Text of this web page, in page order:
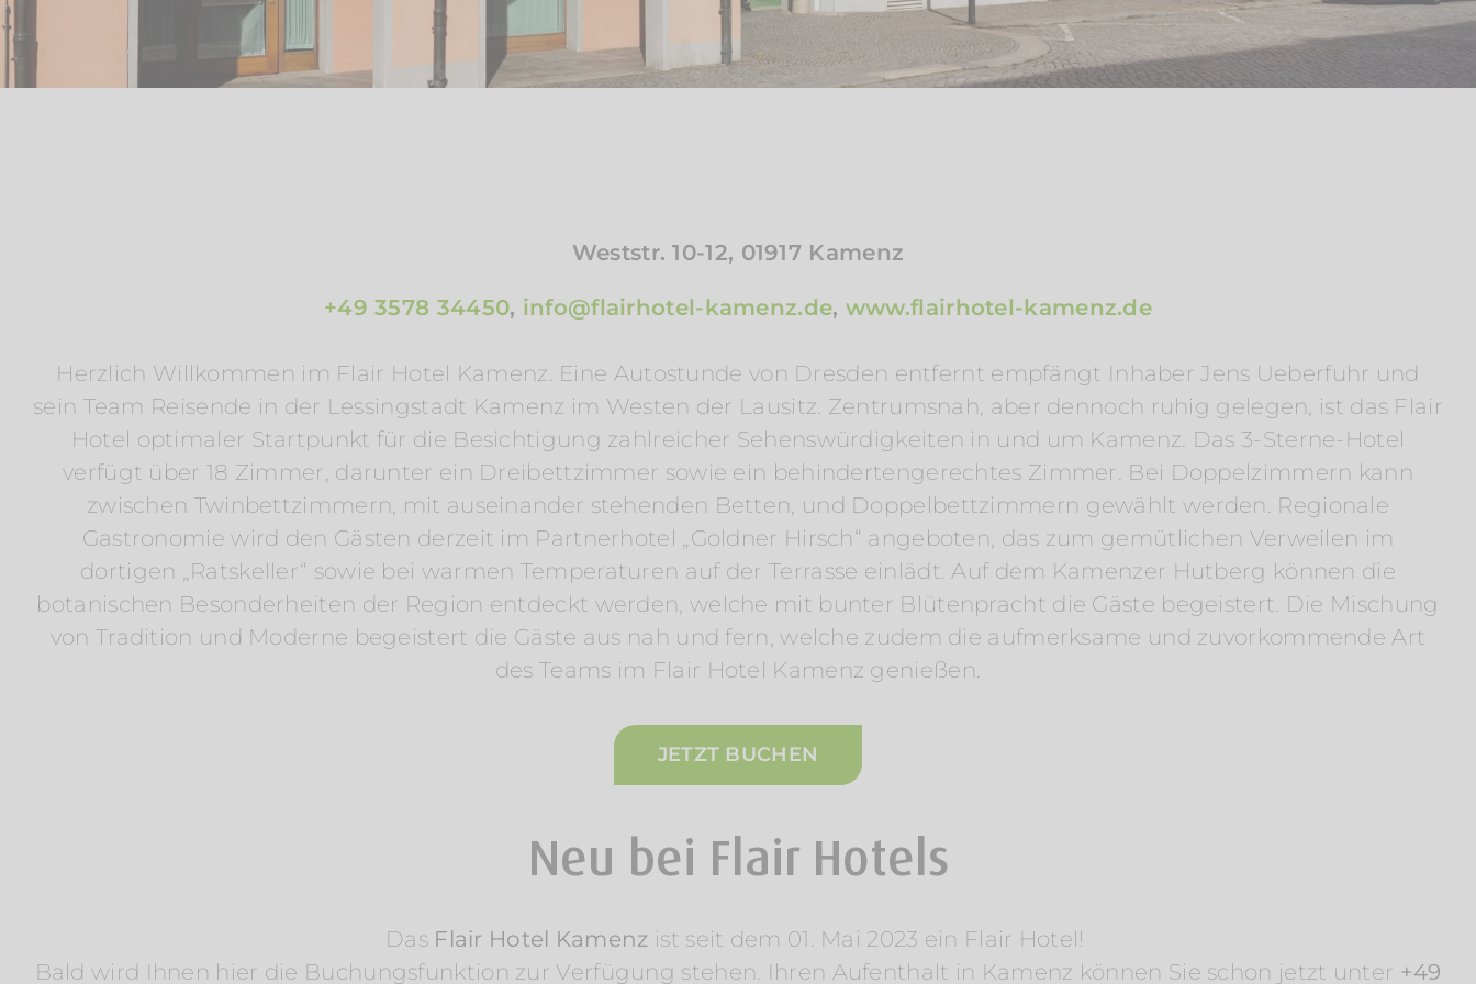
Weststr. 10-12, 01917 Kamenz
+49 3578 34450, info@flairhotel-kamenz.de, www.flairhotel-kamenz.de
Herzlich Willkommen im Flair Hotel Kamenz. Eine Autostunde von Dresden entfernt empfängt Inhaber Jens Ueberfuhr und
sein Team Reisende in der Lessingstadt Kamenz im Westen der Lausitz. Zentrumsnah, aber dennoch ruhig gelegen, ist das Flair
Hotel optimaler Startpunkt für die Besichtigung zahlreicher Sehenswürdigkeiten in und um Kamenz. Das 3-Sterne-Hotel
verfügt über 18 Zimmer, darunter ein Dreibettzimmer sowie ein behindertengerechtes Zimmer. Bei Doppelzimmern kann
zwischen Twinbettzimmern, mit auseinander stehenden Betten, und Doppelbettzimmern gewählt werden. Regionale
Gastronomie wird den Gästen derzeit im Partnerhotel „Goldner Hirsch“ angeboten, das zum gemütlichen Verweilen im
dortigen „Ratskeller“ sowie bei warmen Temperaturen auf der Terrasse einlädt. Auf dem Kamenzer Hutberg können die
botanischen Besonderheiten der Region entdeckt werden, welche mit bunter Blütenpracht die Gäste begeistert. Die Mischung
von Tradition und Moderne begeistert die Gäste aus nah und fern, welche zudem die aufmerksame und zuvorkommende Art
des Teams im Flair Hotel Kamenz genießen.
JETZT BUCHEN
Neu bei Flair Hotels
Das Flair Hotel Kamenz ist seit dem 01. Mai 2023 ein Flair Hotel!
Bald wird Ihnen hier die Buchungsfunktion zur Verfügung stehen. Ihren Aufenthalt in Kamenz können Sie schon jetzt unter +49